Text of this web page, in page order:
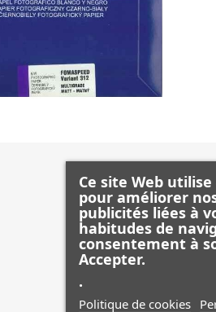
Ce site Web
pour améliorer
publicités liées à
habitudes de
consentement à
Accepter.
.
Politique de cookies